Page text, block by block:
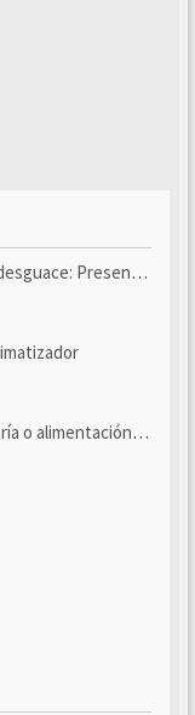
y seguimiento
eléctri...